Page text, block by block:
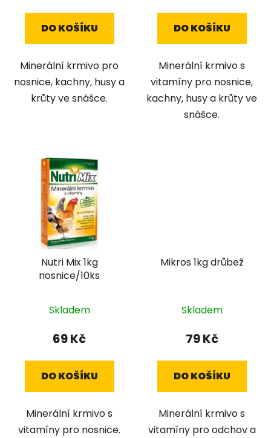
DO KOŠÍKU
Minerální krmivo pro
nosnice, kachny, husy a
krůty ve snášce.
DO KOŠÍKU
Minerální krmivo s
vitamíny pro nosnice,
kachny, husy a krůty ve
snášce.
Nutri Mix 1kg
nosnice/10ks
Skladem
69 Kč
DO KOŠÍKU
Minerální krmivo s
vitamíny pro nosnice.
Mikros 1kg drůbež
Skladem
79 Kč
DO KOŠÍKU
Minerální krmivo s
vitamíny pro odchov a